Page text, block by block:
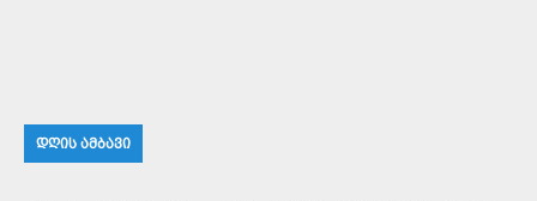
ᲓᲦᲘᲡ ᲐᲛᲑᲐᲕᲘ